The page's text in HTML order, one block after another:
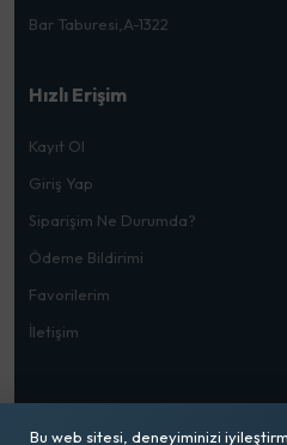
Bar Taburesi,A-1322
Hızlı Erişim
Kayıt Ol
Giriş Yap
Siparişim Ne Durumda?
Ödeme Bildirimi
Favorilerim
İletişim
Bu web sitesi, deneyiminizi